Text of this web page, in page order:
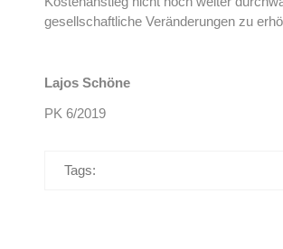
gesellschaftliche Veränderungen zu
Lajos Schöne
PK 6/2019
Tags: